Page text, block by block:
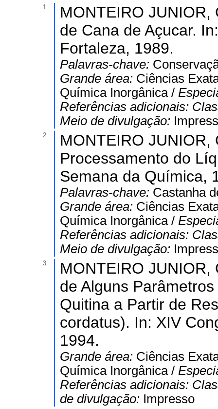
1.
MONTEIRO
de Cana de Açucar.
Fortaleza, 1989.
Palavras-chave:
Grande área: Ciências
Química Inorgânica /
Referências adicionais:
Meio de divulgação:
2.
MONTEIRO JUNIOR,
Processamento do
Semana da Química,
Palavras-chave: Castanha
Grande área: Ciências
Química Inorgânica /
Referências adicionais:
Meio de divulgação:
3.
MONTEIRO JUNIOR,
de Alguns
Quitina a Partir de
cordatus). In: XIV
1994.
Grande área: Ciências
Química Inorgânica /
Referências adicionais:
de divulgação: Impresso